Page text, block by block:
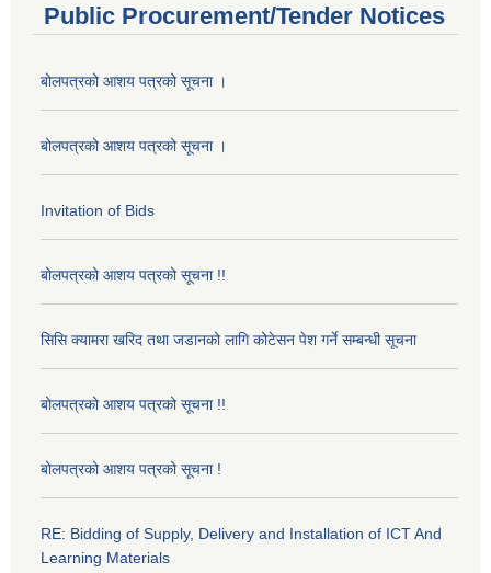
Public Procurement/Tender Notices
बोलपत्रको आशय पत्रको सूचना ।
बोलपत्रको आशय पत्रको सूचना ।
Invitation of Bids
बोलपत्रको आशय पत्रको सूचना !!
सिसि क्यामरा खरिद तथा जडानको लागि कोटेसन पेश गर्ने सम्बन्धी सूचना
बोलपत्रको आशय पत्रको सूचना !!
बोलपत्रको आशय पत्रको सूचना !
RE: Bidding of Supply, Delivery and Installation of ICT And
Learning Materials